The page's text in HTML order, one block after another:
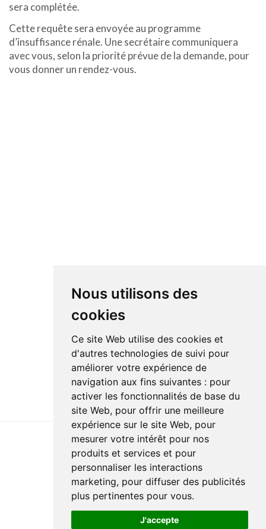
Nous utilisons des
cookies
Ce site Web utilise des cookies et
d'autres technologies de suivi pour
améliorer votre expérience de
navigation aux fins suivantes : pour
activer les fonctionnalités de base du
site Web, pour offrir une meilleure
expérience sur le site Web, pour
mesurer votre intérêt pour nos
produits et services et pour
personnaliser les interactions
marketing, pour diffuser des publicités
plus pertinentes pour vous.
J'accepte
sera complétée.
Cette requête sera envoyée au programme
d’insuffisance rénale. Une secrétaire communiquera
avec vous, selon la priorité prévue de la demande, pour
vous donner un rendez-vous.
Dernière mise à jour: 4 mars 2024
Accessibilité
Documentation
Réalisation du site